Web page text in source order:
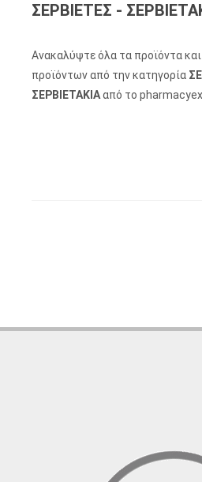
ΣΕΡΒΙΕΤΕΣ -
Ανακαλύψτε όλα τα προϊόντα και
προϊόντων από την κατηγορία
ΣΕΡΒΙΕΤΑΚΙΑαπό το